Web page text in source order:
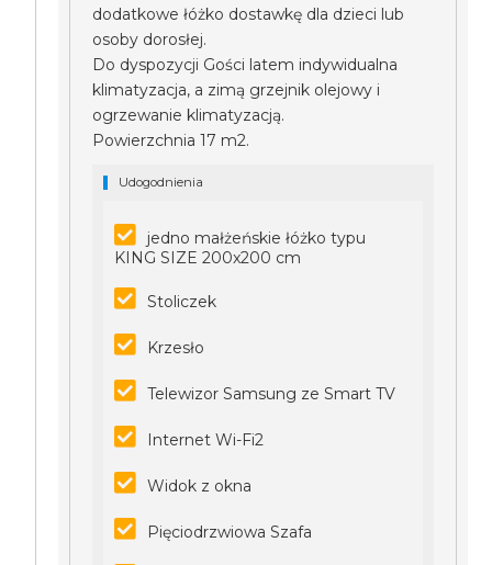
dodatkowe łóżko dostawkę dla dzieci lub
osoby dorosłej.
Do dyspozycji Gości latem indywidualna
klimatyzacja, a zimą grzejnik olejowy i
ogrzewanie klimatyzacją.
Powierzchnia 17 m2.
Udogodnienia
jedno małżeńskie łóżko typu
KING SIZE 200x200 cm
Stoliczek
Krzesło
Telewizor Samsung ze Smart TV
Internet Wi-Fi2
Widok z okna
Pięciodrzwiowa Szafa